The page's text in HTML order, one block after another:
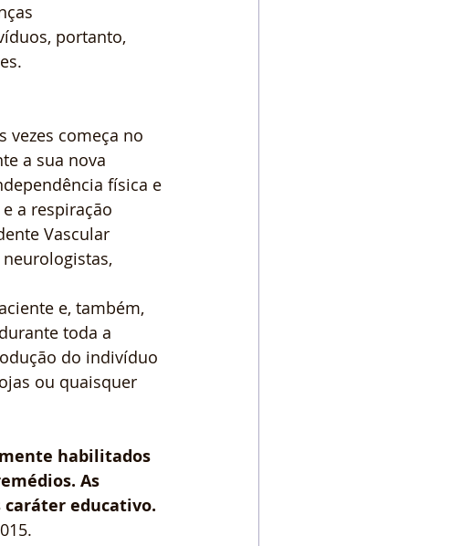
portanto,
vezes começa no
a sua nova
física e
a respiração
Vascular
e, também,
toda a
do indivíduo
ou quaisquer
habilitados
As
caráter educativo.